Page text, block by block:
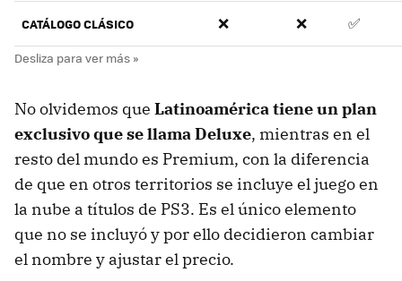
CATÁLOGO CLÁSICO ❌ ❌ ✅
No olvidemos que Latinoamérica tiene un plan
exclusivo que se llama Deluxe, mientras en el
resto del mundo es Premium, con la diferencia
de que en otros territorios se incluye el juego en
la nube a títulos de PS3. Es el único elemento
que no se incluyó y por ello decidieron cambiar
el nombre y ajustar el precio.